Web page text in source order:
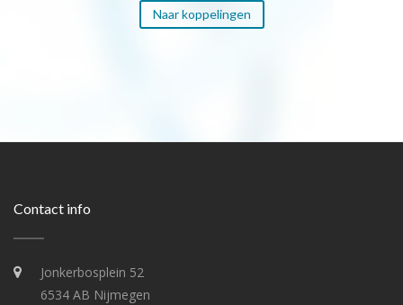
Naar koppelingen
Contact info
Jonkerbosplein 52
6534 AB Nijmegen